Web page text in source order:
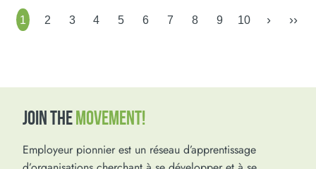
1 2 3 4 5 6 7 8 9 10 › ››
JOIN THEMOVEMENT!
Employeur pionnier est un réseau d’apprentissage